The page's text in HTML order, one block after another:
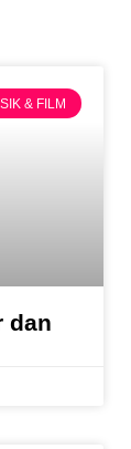
& FILM
dan